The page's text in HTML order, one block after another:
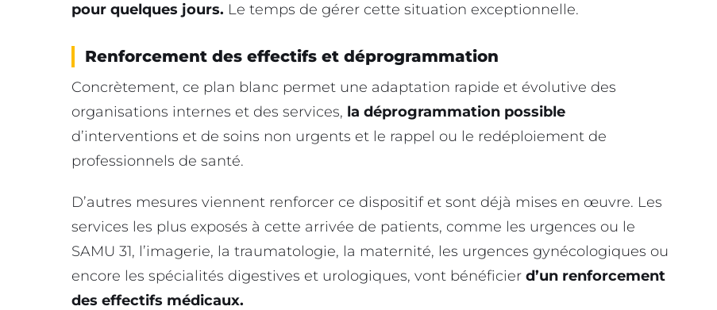
pour quelques jours. Le temps de gérer cette situation exceptionnelle.
Renforcement des effectifs et déprogrammation
Concrètement, ce plan blanc permet une adaptation rapide et évolutive des
organisations internes et des services, la déprogrammation possible
d’interventions et de soins non urgents et le rappel ou le redéploiement de
professionnels de santé.
D’autres mesures viennent renforcer ce dispositif et sont déjà mises en œuvre. Les
services les plus exposés à cette arrivée de patients, comme les urgences ou le
SAMU 31, l’imagerie, la traumatologie, la maternité, les urgences gynécologiques ou
encore les spécialités digestives et urologiques, vont bénéficier d’un renforcement
des effectifs médicaux.